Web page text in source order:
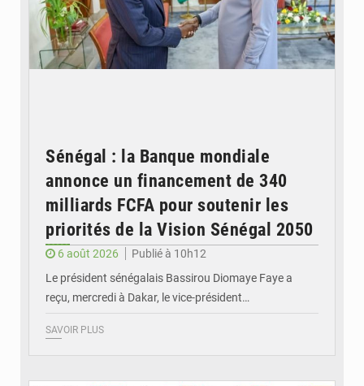
Sénégal : la Banque mondiale
annonce un financement de 340
milliards FCFA pour soutenir les
priorités de la Vision Sénégal 2050
6 août 2026
Publié à 10h12
Le président sénégalais Bassirou Diomaye Faye a
reçu, mercredi à Dakar, le vice-président…
SAVOIR PLUS